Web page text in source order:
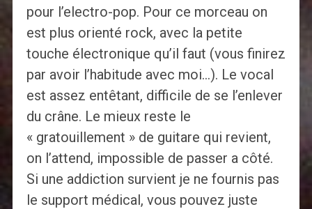
pour l’electro-pop. Pour ce morceau on
est plus orienté rock, avec la petite
touche électronique qu’il faut (vous finirez
par avoir l’habitude avec moi…). Le vocal
est assez entêtant, difficile de se l’enlever
du crâne. Le mieux reste le
« gratouillement » de guitare qui revient,
on l’attend, impossible de passer a côté.
Si une addiction survient je ne fournis pas
le support médical, vous pouvez juste